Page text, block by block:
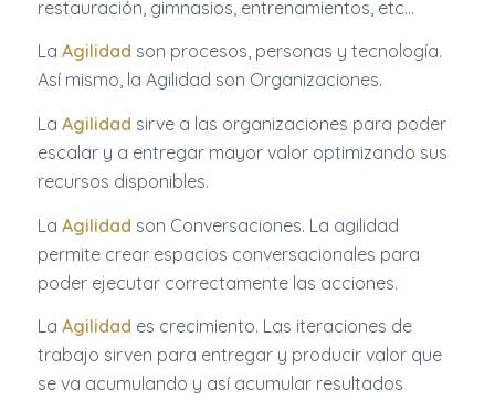
restauración, gimnasios, entrenamientos, etc…
La Agilidad son procesos, personas y tecnología.
Así mismo, la Agilidad son Organizaciones.
La Agilidad sirve a las organizaciones para poder
escalar y a entregar mayor valor optimizando sus
recursos disponibles.
La Agilidad son Conversaciones. La agilidad
permite crear espacios conversacionales para
poder ejecutar correctamente las acciones.
La Agilidad es crecimiento. Las iteraciones de
trabajo sirven para entregar y producir valor que
se va acumulando y así acumular resultados